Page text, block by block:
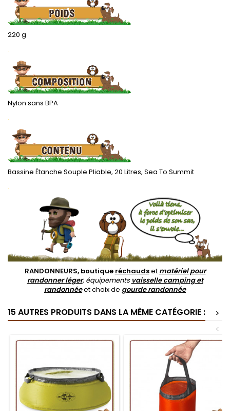
220 g
.
Nylon sans BPA
.
Bassine Étanche Souple Pliable, 20 Litres, Sea To Summit
.
RANDONNEURS, boutique réchaudset matériel pour
randonner léger, équipements vaisselle camping et
randonnéeet choix de gourde randonnée
15 AUTRES PRODUITS DANS LA MÊME CATÉGORIE :
>
<